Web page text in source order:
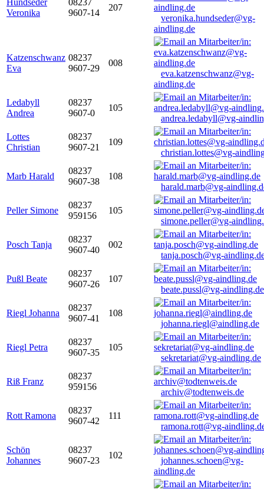
Hundseder
Veronika
08237
9607-14
207
veronika.hundseder@vg-
aindling.de
Katzenschwanz
Eva
08237
9607-29
008
eva.katzenschwanz@vg-
aindling.de
Ledabyll
Andrea
08237
9607-0
105
andrea.ledabyll@vg-
Lottes
Christian
08237
9607-21
109
christian.lottes@vg-
Marb Harald
08237
9607-38
108
harald.marb@vg-
Peller Simone
08237
959156
105
simone.peller@vg-
Posch Tanja
08237
9607-40
002
tanja.posch@vg-
Pußl Beate
08237
9607-26
107
beate.pussl@vg-aindling.de
Riegl Johanna
08237
9607-41
108
johanna.riegl@aindling.de
Riegl Petra
08237
9607-35
105
sekretariat@vg-aindling.de
Riß Franz
08237
959156
archiv@todtenweis.de
Rott Ramona
08237
9607-42
111
ramona.rott@vg-
Schön
Johannes
08237
9607-23
102
johannes.schoen@vg-
aindling.de